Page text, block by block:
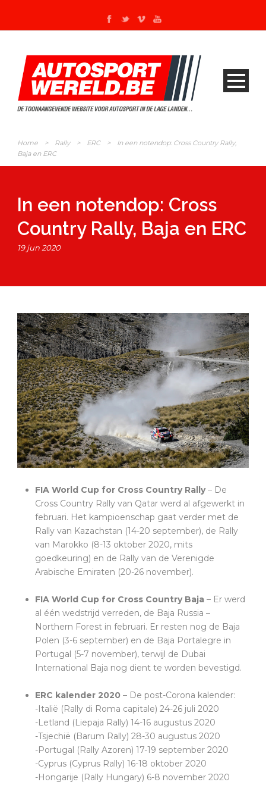
Home > Rally > ERC >
In een notendop: Cross Country Rally,
Baja en ERC
In een notendop: Cross
Country Rally, Baja en ERC
19 jun 2020
FIA World Cup for Cross Country Rally– De
Cross Country Rally van Qatar werd al afgewerkt in
februari. Het kampioenschap gaat verder met de
Rally van Kazachstan (14-20 september), de Rally
van Marokko (8-13 oktober 2020, mits
goedkeuring) en de Rally van de Verenigde
Arabische Emiraten (20-26 november).
FIA World Cup for Cross Country Baja – Er werd
al één wedstrijd verreden, de Baja Russia –
Northern Forest in februari. Er resten nog de Baja
Polen (3-6 september) en de Baja Portalegre in
Portugal (5-7 november), terwijl de Dubai
International Baja nog dient te worden bevestigd.
ERC kalender 2020 – De post-Corona kalender:
-Italië (Rally di Roma capitale) 24-26 juli 2020
-Letland (Liepaja Rally) 14-16 augustus 2020
-Tsjechië (Barum Rally) 28-30 augustus 2020
-Portugal (Rally Azoren) 17-19 september 2020
-Cyprus (Cyprus Rally) 16-18 oktober 2020
-Hongarije (Rally Hungary) 6-8 november 2020